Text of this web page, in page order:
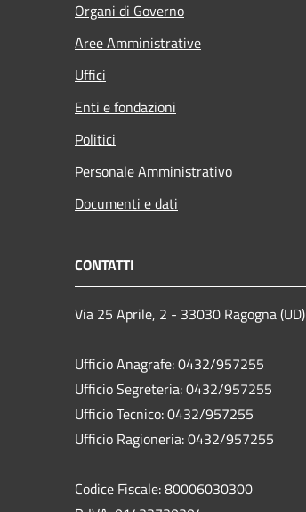
Organi di Governo
Aree Amministrative
Uffici
Enti e fondazioni
Politici
Personale Amministrativo
Documenti e dati
CONTATTI
Via 25 Aprile, 2 - 33030 Ragogna (UD)
Ufficio Anagrafe: 0432/957255
Ufficio Segreteria: 0432/957255
Ufficio Tecnico: 0432/957255
Ufficio Ragioneria: 0432/957255
Codice Fiscale: 80006030300